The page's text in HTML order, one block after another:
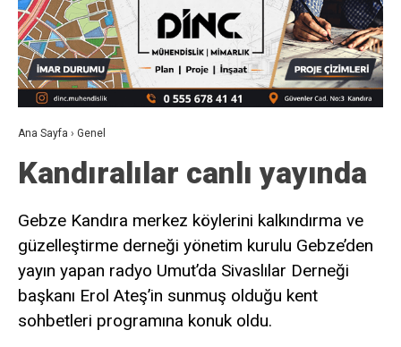
Ana Sayfa › Genel
Kandıralılar canlı yayında
Gebze Kandıra merkez köylerini kalkındırma ve
güzelleştirme derneği yönetim kurulu Gebze’den
yayın yapan radyo Umut’da Sivaslılar Derneği
başkanı Erol Ateş’in sunmuş olduğu kent
sohbetleri programına konuk oldu.